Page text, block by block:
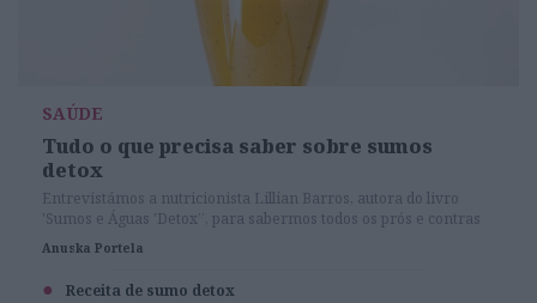
SAÚDE
Tudo o que precisa saber sobre sumos
detox
Entrevistámos a nutricionista Lillian Barros, autora do livro
'Sumos e Águas 'Detox”, para sabermos todos os prós e contras
da nova bebida da moda.
Anuska Portela
Receita de sumo detox